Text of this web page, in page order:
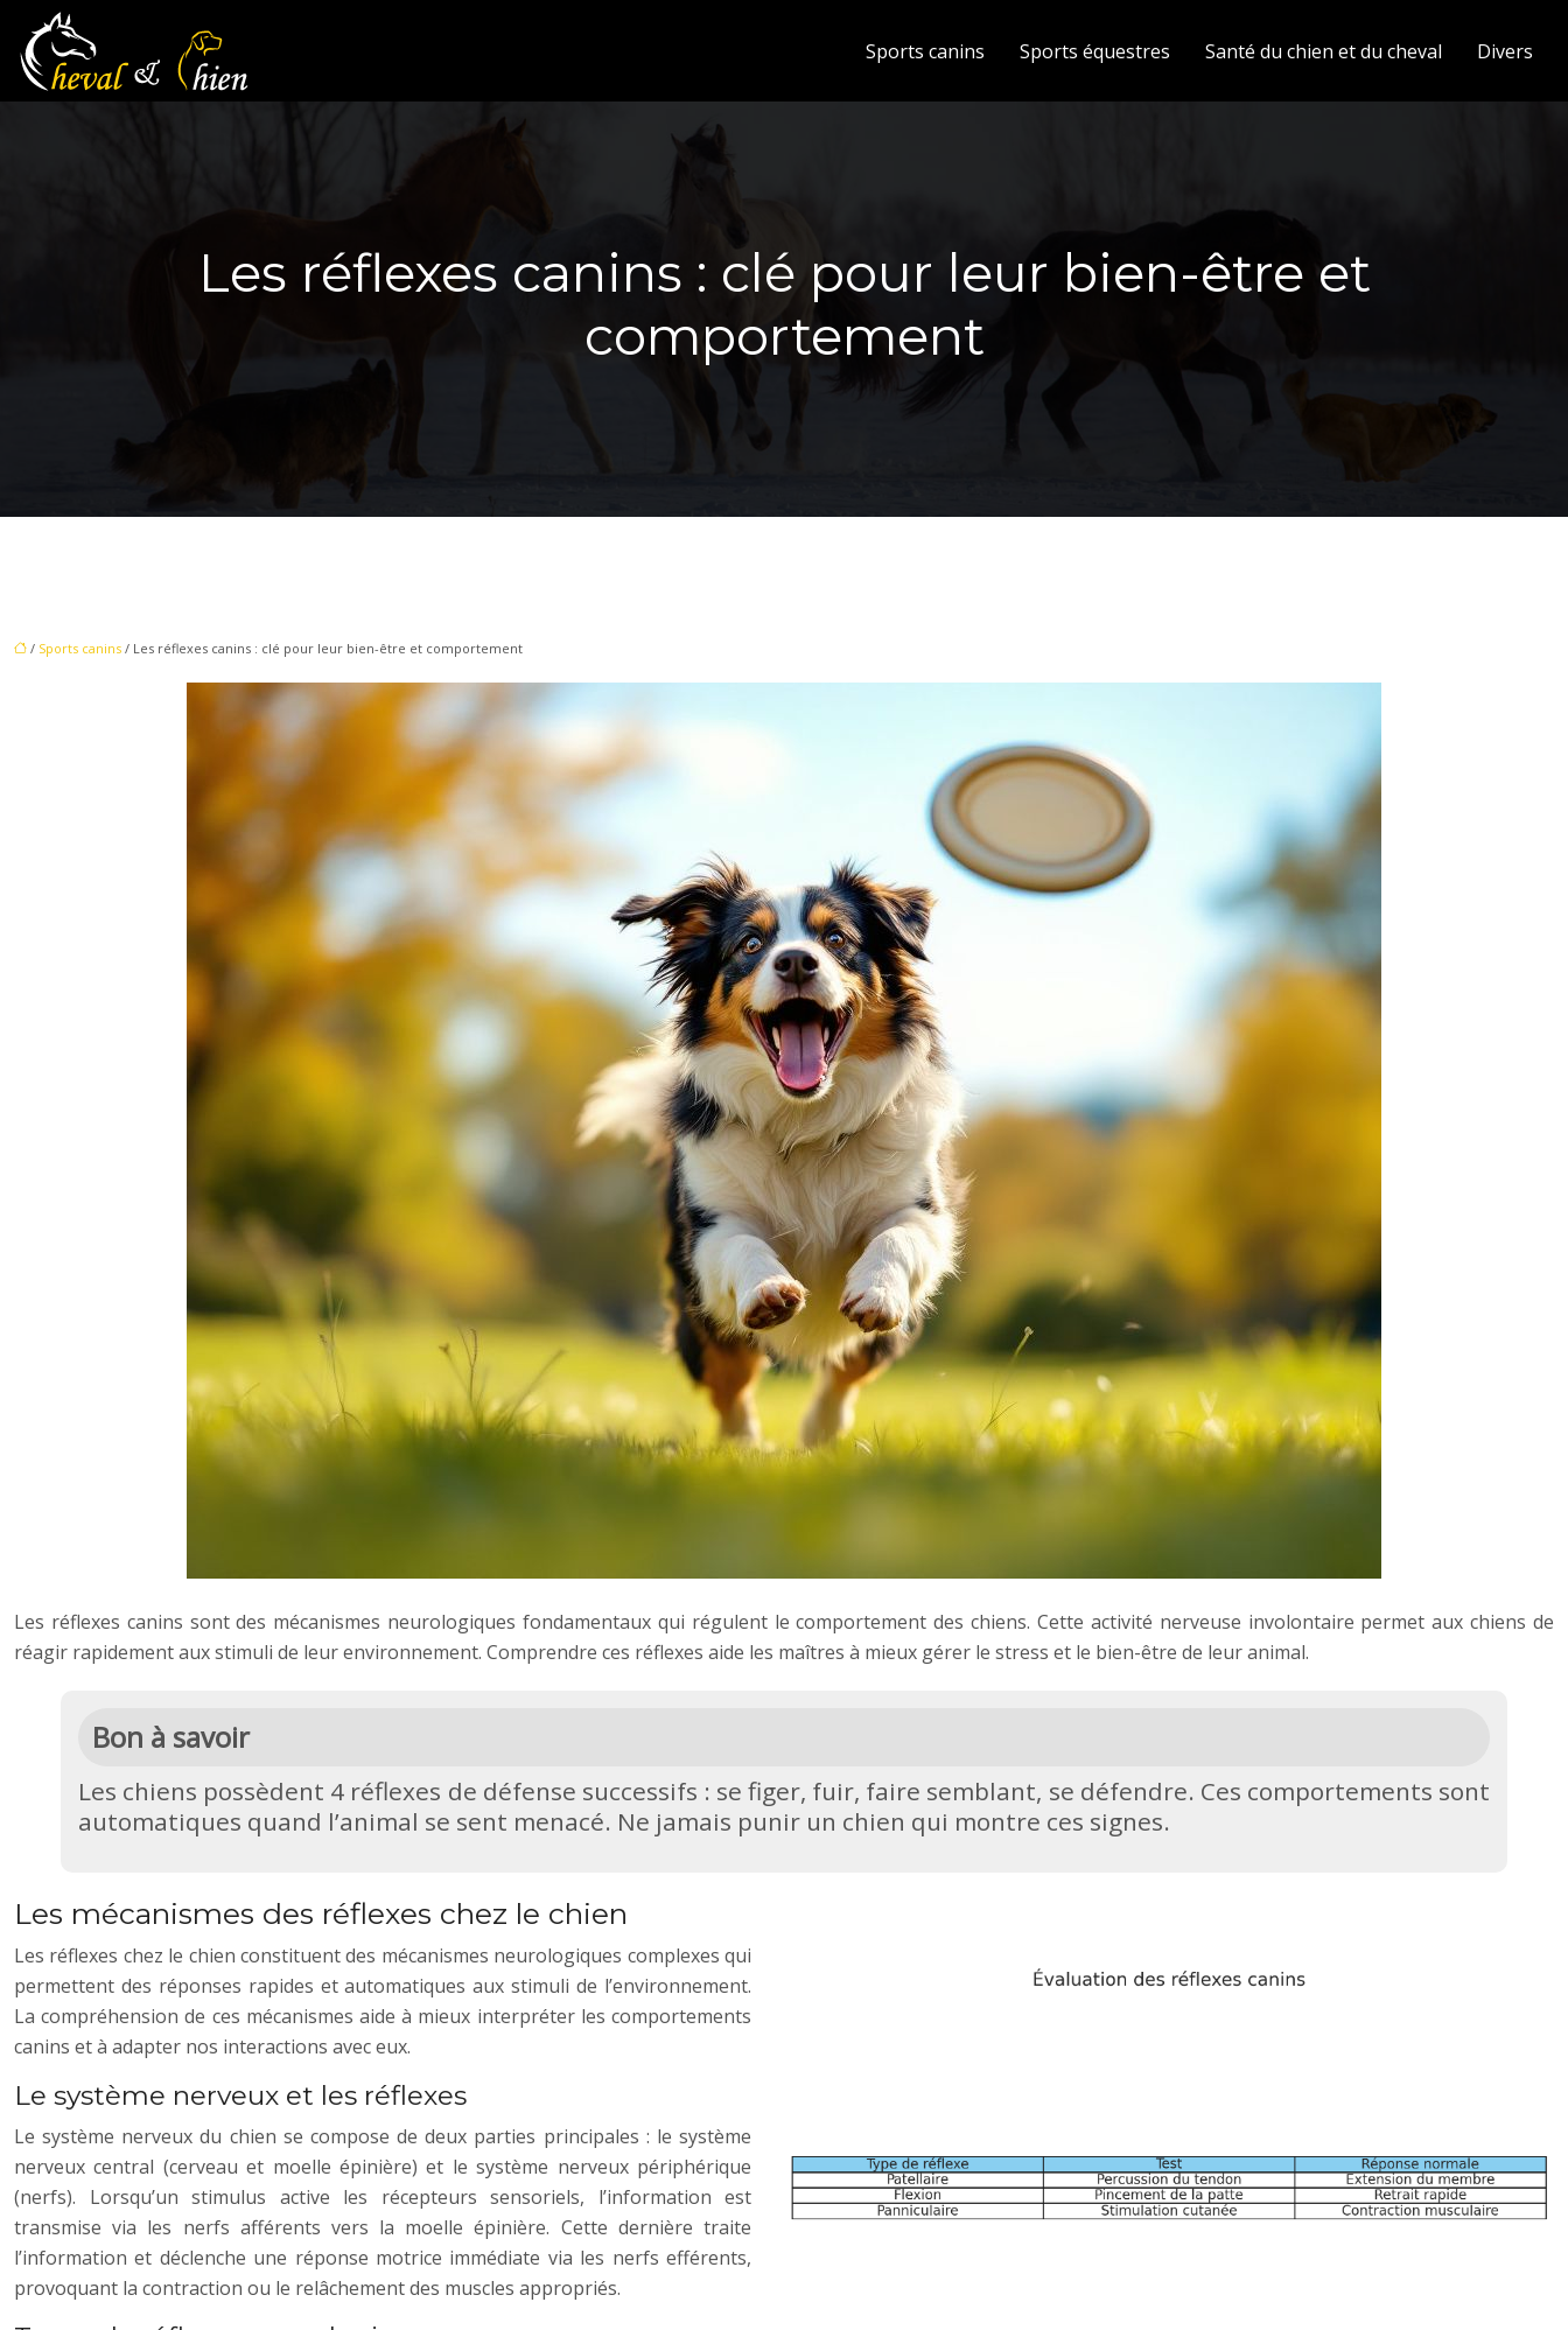
Sports canins Sports équestres Santé du chien et du cheval Divers
Les réflexes canins : clé pour leur bien-être et
comportement
/ Sports canins / Les réflexes canins : clé pour leur bien-être et comportement
Les réflexes canins sont des mécanismes neurologiques fondamentaux qui régulent le comportement des chiens. Cette activité nerveuse involontaire permet aux chiens de
réagir rapidement aux stimuli de leur environnement. Comprendre ces réflexes aide les maîtres à mieux gérer le stress et le bien-être de leur animal.
Bon à savoir
Les chiens possèdent 4 réflexes de défense successifs : se figer, fuir, faire semblant, se défendre. Ces comportements sont
automatiques quand l’animal se sent menacé. Ne jamais punir un chien qui montre ces signes.
Les mécanismes des réflexes chez le chien
Les réflexes chez le chien constituent des mécanismes neurologiques complexes qui
permettent des réponses rapides et automatiques aux stimuli de l’environnement.
La compréhension de ces mécanismes aide à mieux interpréter les comportements
canins et à adapter nos interactions avec eux.
Le système nerveux et les réflexes
Le système nerveux du chien se compose de deux parties principales : le système
nerveux central (cerveau et moelle épinière) et le système nerveux périphérique
(nerfs). Lorsqu’un stimulus active les récepteurs sensoriels, l’information est
transmise via les nerfs afférents vers la moelle épinière. Cette dernière traite
l’information et déclenche une réponse motrice immédiate via les nerfs efférents,
provoquant la contraction ou le relâchement des muscles appropriés.